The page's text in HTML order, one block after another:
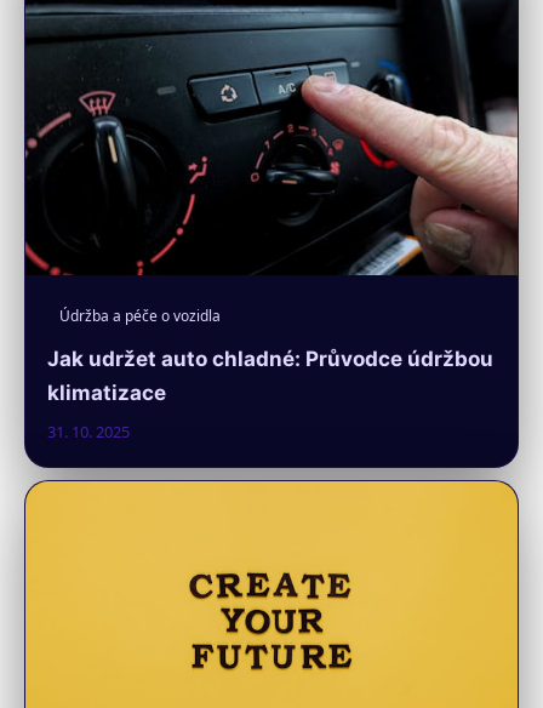
Údržba a péče o vozidla
Jak udržet auto chladné: Průvodce údržbou
klimatizace
31. 10. 2025